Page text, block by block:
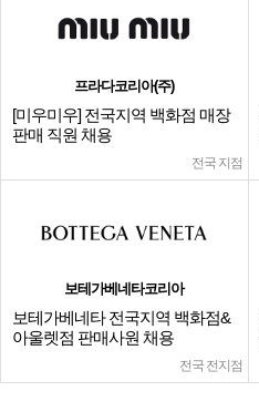
프라다코리아(주)
[미우미우] 전국지역 백화점 매장
판매 직원 채용
전국 지점
보테가베네타코리아
보테가베네타 전국지역 백화점&
아울렛점 판매사원 채용
전국 전지점